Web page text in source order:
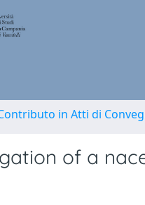
in Atti di
of a